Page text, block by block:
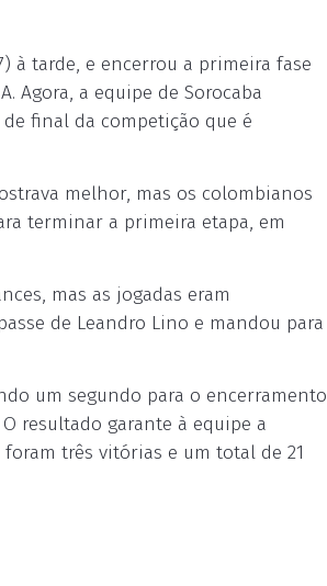
à tarde, e encerrou a primeira fase
Agora, a equipe de Sorocaba
final da competição que é
melhor, mas os colombianos
terminar a primeira etapa, em
mas as jogadas eram
de Leandro Lino e mandou para
um segundo para o encerramento
resultado garante à equipe a
três vitórias e um total de 21